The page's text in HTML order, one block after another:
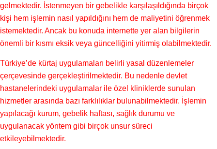
gelmektedir. İstenmeyen bir gebelikle karşılaşıldığında birçok
kişi hem işlemin nasıl yapıldığını hem de maliyetini öğrenmek
istemektedir. Ancak bu konuda internette yer alan bilgilerin
önemli bir kısmı eksik veya güncelliğini yitirmiş olabilmektedir.
Türkiye’de kürtaj uygulamaları belirli yasal düzenlemeler
çerçevesinde gerçekleştirilmektedir. Bu nedenle devlet
hastanelerindeki uygulamalar ile özel kliniklerde sunulan
hizmetler arasında bazı farklılıklar bulunabilmektedir. İşlemin
yapılacağı kurum, gebelik haftası, sağlık durumu ve
uygulanacak yöntem gibi birçok unsur süreci
etkileyebilmektedir.